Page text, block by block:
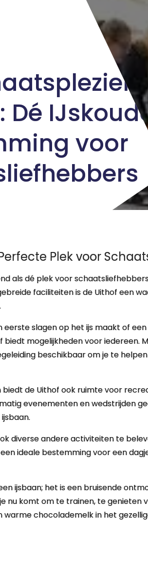
Dé
voor
Plek voor
als dé plek voor
faciliteiten is de Uithof een
eerste slagen op het ijs maakt of
mogelijkheden voor iedereen.
beschikbaar om je te
de Uithof ook ruimte voor
evenementen en wedstrijden
diverse andere activiteiten te
ideale bestemming voor een
ijsbaan; het is een bruisende
nu komt om te trainen, te genieten
chocolademelk in het